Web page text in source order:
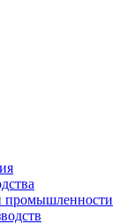
промышленности